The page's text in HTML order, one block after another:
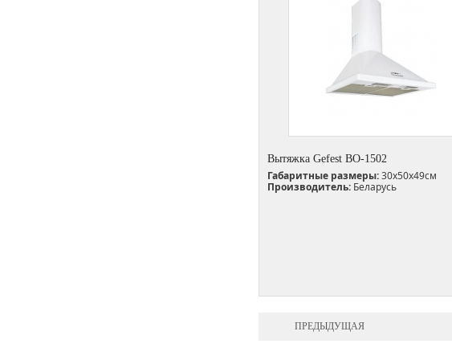
Вытяжка Gefest ВО-1502
Габаритные размеры:30х50х49см
Производитель: Беларусь
ПРЕДЫДУЩАЯ